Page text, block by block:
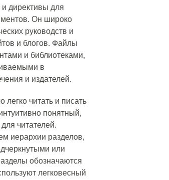
и директивы для
Он широко
руководств и
и блогов. Файлы
и библиотеками,
в
и издателей.
читать и писать
понятный,
читателей.
иерархии разделов,
или
обозначаются
легковесный